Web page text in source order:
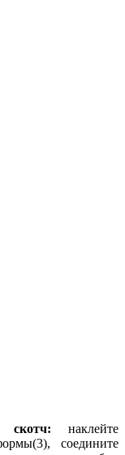
скотч: наклейте
соедините